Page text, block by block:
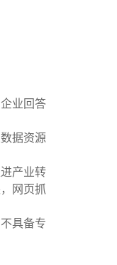
业回答
据资源
产业转
网页抓
具备专